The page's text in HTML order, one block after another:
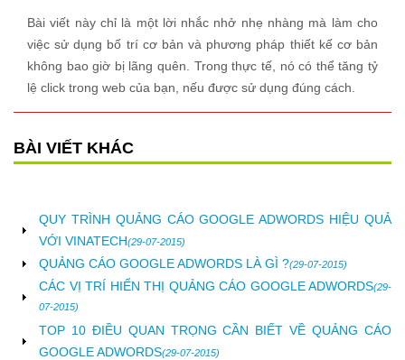
Bài viết này chỉ là một lời nhắc nhở nhẹ nhàng mà làm cho
việc sử dụng bố trí cơ bản và phương pháp thiết kế cơ bản
không bao giờ bị lãng quên. Trong thực tế, nó có thể tăng tỷ
lệ click trong web của bạn, nếu được sử dụng đúng cách.
BÀI VIẾT KHÁC
QUY TRÌNH QUẢNG CÁO GOOGLE ADWORDS HIỆU QUẢ
VỚI VINATECH(29-07-2015)
QUẢNG CÁO GOOGLE ADWORDS LÀ GÌ ?(29-07-2015)
CÁC VỊ TRÍ HIỂN THỊ QUẢNG CÁO GOOGLE ADWORDS(29-
07-2015)
TOP 10 ĐIỀU QUAN TRỌNG CẦN BIẾT VỀ QUẢNG CÁO
GOOGLE ADWORDS(29-07-2015)